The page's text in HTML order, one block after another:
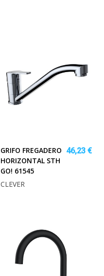
GRIFO FREGADERO
HORIZONTAL STH
GO! 61545
46,23 €
CLEVER